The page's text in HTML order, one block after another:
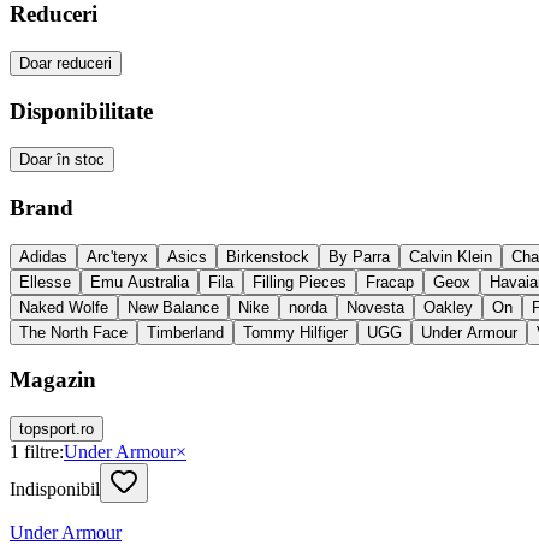
Reduceri
Doar reduceri
Disponibilitate
Doar în stoc
Brand
Adidas Arc'teryx Asics Birkenstock By Parra Calvin Klein
Ellesse
Emu Australia Fila Filling Pieces Fracap Geox
Naked Wolfe
New Balance Nike norda Novesta Oakley On
The North Face
Timberland Tommy Hilfiger UGG Under Armour
Magazin
topsport.ro
1 filtre:Under Armour×
Indisponibil
Under Armour